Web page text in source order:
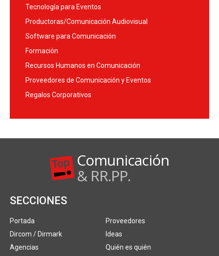
Tecnología para Eventos
Productoras/Comunicación Audiovisual
Software para Comunicación
Formación
Recursos Humanos en Comunicación
Proveedores de Comunicación y Eventos
Regalos Corporativos
Comunicación
& RR.PP.
SECCIONES
Portada
Dircom / Dirmark
Agencias
Proveedores
Ideas
Quién es quién